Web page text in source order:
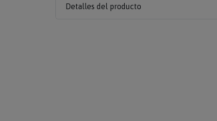
Detalles del producto